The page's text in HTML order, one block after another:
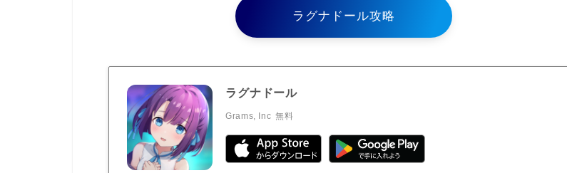
ラグナドール攻略
ラグナドール
Grams, Inc 無料